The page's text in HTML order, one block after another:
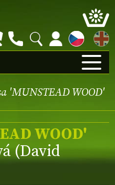
EN
'MUNSTEAD WOOD'
WOOD'
(David